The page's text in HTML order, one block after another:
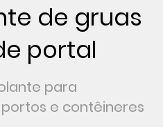
de gruas
portal
para
e contêineres